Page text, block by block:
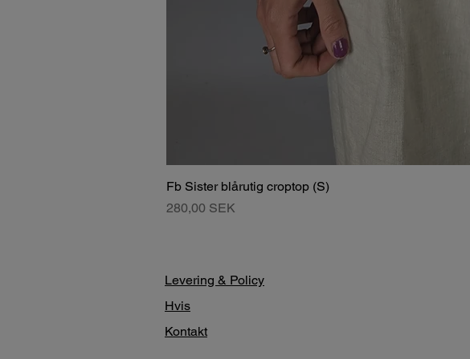
Fb Sister blårutig croptop (S)
Pris
280,00 SEK
Levering & Policy
Hvis
Kontakt